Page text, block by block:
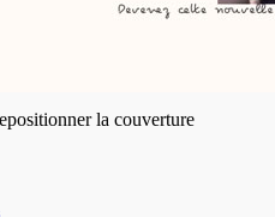
la couverture